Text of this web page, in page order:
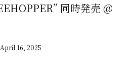
同時発売 @
April 16, 2025